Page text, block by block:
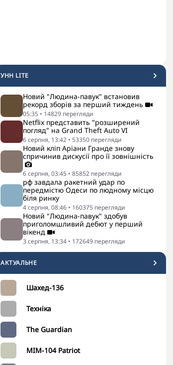
УНН LITE
Новий "Людина-павук" встановив
рекорд зборів за перший тиждень
05:35 • 14829 перегляди
Netflix представить "розширений
погляд" на Grand Theft Auto VI
6 серпня, 13:42 • 53350 перегляди
Новий кліп Аріани Гранде знову
спричинив дискусії про її зовнішність
6 серпня, 03:45 • 85852 перегляди
рф завдала ракетний удар по
передмістю Одеси по людному місцю
біля ринку
4 серпня, 08:46 • 160375 перегляди
Новий "Людина-павук" здобув
приголомшливий дебют у перший
вікенд
3 серпня, 13:34 • 172649 перегляди
АКТУАЛЬНЕ
Шахед-136
Техніка
The Guardian
MIM-104 Patriot